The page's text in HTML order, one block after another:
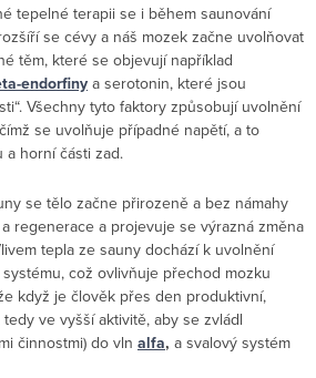
tepelné terapii se i během saunování
se cévy a náš mozek začne uvolňovat
těm, které se objevují například
endorfinya serotonin, které jsou
Všechny tyto faktory způsobují uvolnění
se uvolňuje případné napětí, a to
a horní části zad.
se tělo začne přirozeně a bez námahy
regenerace a projevuje se výrazná změna
tepla ze sauny dochází k uvolnění
což ovlivňuje přechod mozku
když je člověk přes den produktivní,
ve vyšší aktivitě, aby se zvládl
činnostmi) do vln alfa, a svalový systém